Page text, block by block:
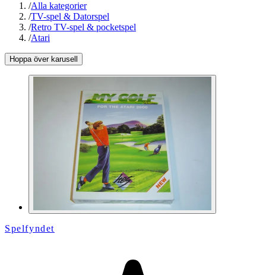
/Alla kategorier
/TV-spel & Datorspel
/Retro TV-spel & pocketspel
/Atari
Hoppa över karusell
Spelfyndet